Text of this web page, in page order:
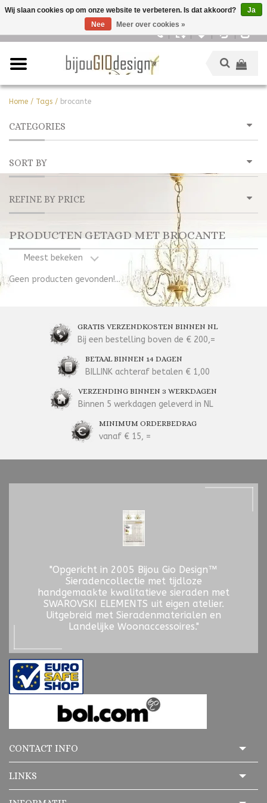
Home / Tags / brocante
CATEGORIES
SORT BY
REFINE BY PRICE
PRODUCTEN GETAGD MET BROCANTE
Meest bekeken
Geen producten gevonden!...
GRATIS VERZENDKOSTEN BINNEN NL
Bij een bestelling boven de € 200,=
BETAAL BINNEN 14 DAGEN
BILLINK achteraf betalen € 1,00
VERZENDING BINNEN 3 WERKDAGEN
Binnen 5 werkdagen geleverd in NL
MINIMUM ORDERBEDRAG
vanaf € 15, =
"Opgericht in 2005 Bijou Gio Design™
Sieradencollectie met tijdloze
handgemaakte kwalitatieve sieraden met
SWAROVSKI ELEMENTS uit eigen atelier.
Uitgebreid met Sieradenmaterialen en
Landelijke Woonaccessoires."
CONTACT INFO
LINKS
Wij slaan cookies op om onze website te verbeteren. Is dat akkoord?
Ja
Nee
Meer over cookies »